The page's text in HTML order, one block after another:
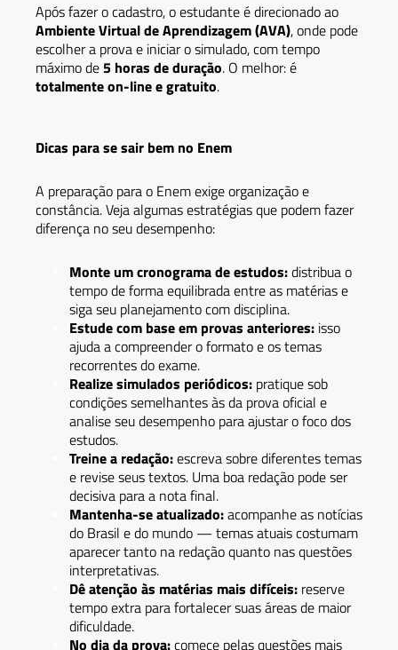
Após fazer o cadastro, o estudante é direcionado ao
Ambiente Virtual de Aprendizagem (AVA), onde pode
escolher a prova e iniciar o simulado, com tempo
máximo de5 horas de duração. O melhor: é
totalmente on-line e gratuito.
Dicas para se sair bem no Enem
A preparação para o Enem exige organização e
constância. Veja algumas estratégias que podem fazer
diferença no seu desempenho:
Monte um cronograma de estudos:distribua o
tempo de forma equilibrada entre as matérias e
siga seu planejamento com disciplina.
Estude com base em provas anteriores: isso
ajuda a compreender o formato e os temas
recorrentes do exame.
Realize simulados periódicos: pratique sob
condições semelhantes às da prova oficial e
analise seu desempenho para ajustar o foco dos
estudos.
Treine a redação:escreva sobre diferentes temas
e revise seus textos. Uma boa redação pode ser
decisiva para a nota final.
Mantenha-se atualizado:acompanhe as notícias
do Brasil e do mundo — temas atuais costumam
aparecer tanto na redação quanto nas questões
interpretativas.
Dê atenção às matérias mais difíceis: reserve
tempo extra para fortalecer suas áreas de maior
dificuldade.
No dia da prova:comece pelas questões mais